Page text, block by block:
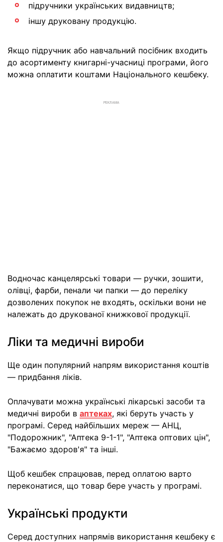
підручники українських видавництв;
іншу друковану продукцію.
Якщо підручник або навчальний посібник входить
до асортименту книгарні-учасниці програми, його
можна оплатити коштами Національного кешбеку.
РЕКЛАМА
Водночас канцелярські товари — ручки, зошити,
олівці, фарби, пенали чи папки — до переліку
дозволених покупок не входять, оскільки вони не
належать до друкованої книжкової продукції.
Ліки та медичні вироби
Ще один популярний напрям використання коштів
— придбання ліків.
Оплачувати можна українські лікарські засоби та
медичні вироби в аптеках, які беруть участь у
програмі. Серед найбільших мереж — АНЦ,
"Подорожник", "Аптека 9-1-1", "Аптека оптових цін",
"Бажаємо здоров'я" та інші.
Щоб кешбек спрацював, перед оплатою варто
переконатися, що товар бере участь у програмі.
Українські продукти
Серед доступних напрямів використання кешбеку є